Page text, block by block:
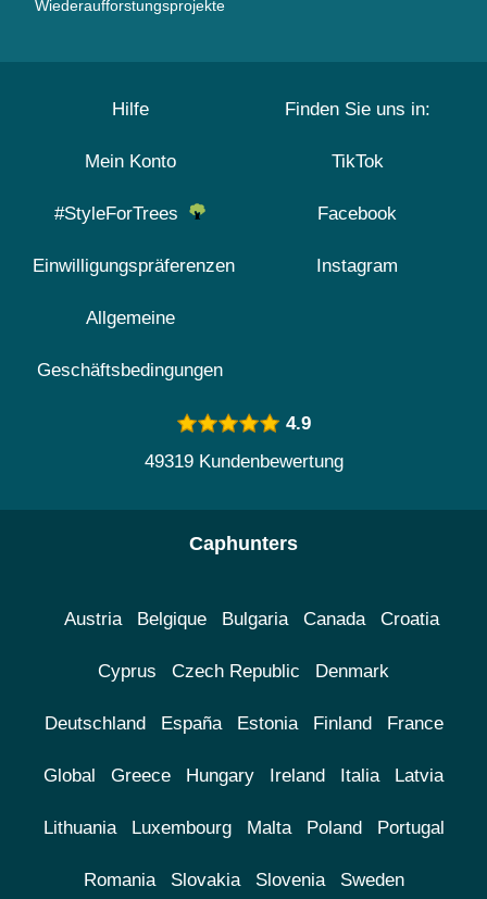
Wiederaufforstungsprojekte
Hilfe
Mein Konto
#StyleForTrees
Einwilligungspräferenzen
Allgemeine
Geschäftsbedingungen
Finden Sie uns in:
TikTok
Facebook
Instagram
4.9
49319 Kundenbewertung
Caphunters
Austria Belgique Bulgaria Canada Croatia
Cyprus Czech Republic Denmark
Deutschland España Estonia Finland France
Global Greece Hungary Ireland Italia Latvia
Lithuania Luxembourg Malta Poland Portugal
Romania Slovakia Slovenia Sweden